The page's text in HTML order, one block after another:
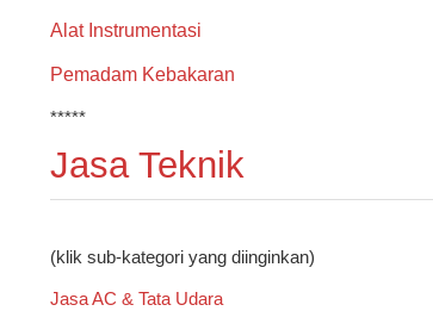
Alat Instrumentasi
Pemadam Kebakaran
*****
Jasa Teknik
(klik sub-kategori yang diinginkan)
Jasa AC & Tata Udara